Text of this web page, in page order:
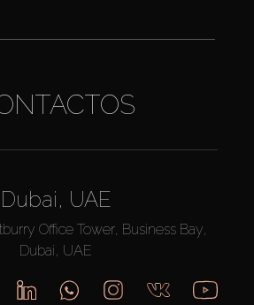
Dubai, UAE
Office Tower, Business Bay,
Dubai, UAE